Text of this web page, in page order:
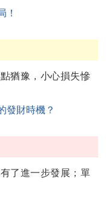
！
猶豫，小心損失慘
發財時機？
了進一步發展；單